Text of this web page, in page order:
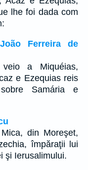
lhe foi dada com
Ferreira de
a Miquéias,
e Ezequias reis
Samária e
din Moreşet,
împăraţii lui
şi Ierusalimului.